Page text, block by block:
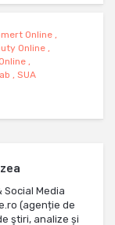
Online
Online
SUA
Social Media
(agenție de
ştiri, analize și